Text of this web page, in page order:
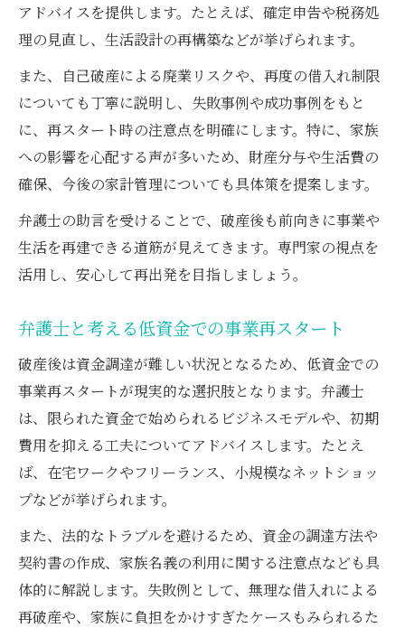
アドバイスを提供します。たとえば、確定申告や税務処
理の見直し、生活設計の再構築などが挙げられます。
また、自己破産による廃業リスクや、再度の借入れ制限
についても丁寧に説明し、失敗事例や成功事例をもと
に、再スタート時の注意点を明確にします。特に、家族
への影響を心配する声が多いため、財産分与や生活費の
確保、今後の家計管理についても具体策を提案します。
弁護士の助言を受けることで、破産後も前向きに事業や
生活を再建できる道筋が見えてきます。専門家の視点を
活用し、安心して再出発を目指しましょう。
弁護士と考える低資金での事業再スタート
破産後は資金調達が難しい状況となるため、低資金での
事業再スタートが現実的な選択肢となります。弁護士
は、限られた資金で始められるビジネスモデルや、初期
費用を抑える工夫についてアドバイスします。たとえ
ば、在宅ワークやフリーランス、小規模なネットショッ
プなどが挙げられます。
また、法的なトラブルを避けるため、資金の調達方法や
契約書の作成、家族名義の利用に関する注意点なども具
体的に解説します。失敗例として、無理な借入れによる
再破産や、家族に負担をかけすぎたケースもみられるた